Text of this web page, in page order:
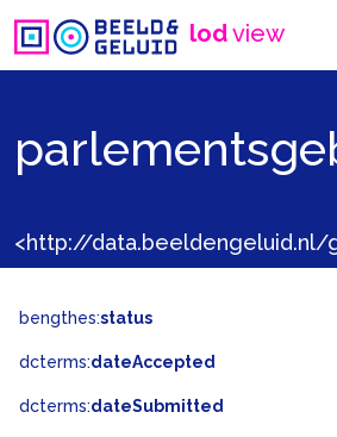
lodview
<http://data.beeldengeluid.nl/
bengthes:status
dcterms:dateAccepted
dcterms:dateSubmitted